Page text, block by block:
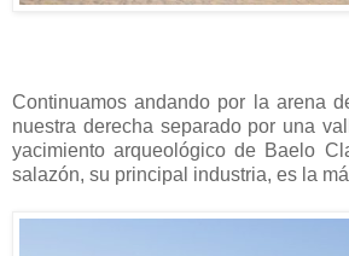
Continuamos andando por la arena
nuestra derecha separado por una
yacimiento arqueológico de Baelo
salazón, su principal industria, es la